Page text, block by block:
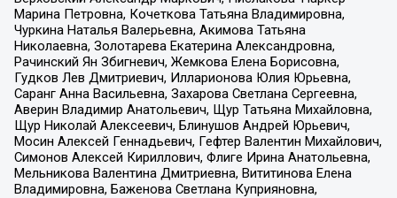
Марина Петровна, Кочеткова Татьяна Владимировна,
Чуркина Наталья Валерьевна, Акимова Татьяна
Николаевна, Золотарева Екатерина Александровна,
Рачинский Ян Збигневич, Жемкова Елена Борисовна,
Гудков Лев Дмитриевич, Илларионова Юлия Юрьевна,
Саранг Анна Васильевна, Захарова Светлана Сергеевна,
Аверин Владимир Анатольевич, Щур Татьяна Михайловна,
Щур Николай Алексеевич, Блинушов Андрей Юрьевич,
Мосин Алексей Геннадьевич, Гефтер Валентин Михайлович,
Симонов Алексей Кириллович, Флиге Ирина Анатольевна,
Мельникова Валентина Дмитриевна, Вититинова Елена
Владимировна, Баженова Светлана Куприяновна,